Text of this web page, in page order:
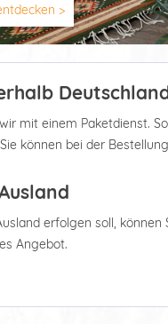
>
mit einem Paketdienst.
können bei der
erfolgen soll,
Angebot.